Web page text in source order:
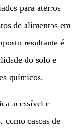
para aterros
de alimentos em
resultante é
do solo e
químicos.
acessível e
como cascas de